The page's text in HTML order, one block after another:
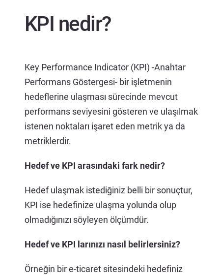
KPI nedir?
Key Performance Indicator (KPI) -Anahtar
Performans Göstergesi- bir işletmenin
hedeflerine ulaşması sürecinde mevcut
performans seviyesini gösteren ve ulaşılmak
istenen noktaları işaret eden metrik ya da
metriklerdir.
Hedef ve KPI arasındaki fark nedir?
Hedef ulaşmak istediğiniz belli bir sonuçtur,
KPI ise hedefinize ulaşma yolunda olup
olmadığınızı söyleyen ölçümdür.
Hedef ve KPI larınızı nasıl belirlersiniz?
Örneğin bir e-ticaret sitesindeki hedefiniz